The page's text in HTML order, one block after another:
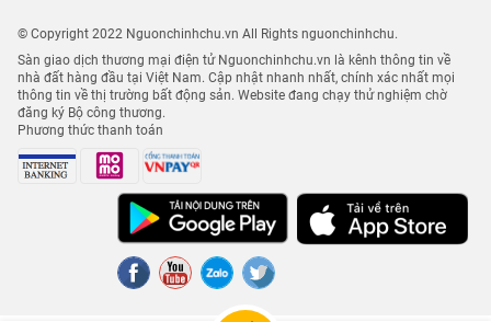
© Copyright 2022 Nguonchinhchu.vn All Rights nguonchinhchu.
Sàn giao dịch thương mại điện tử Nguonchinhchu.vn là kênh thông tin về
nhà đất hàng đầu tại Việt Nam. Cập nhật nhanh nhất, chính xác nhất mọi
thông tin về thị trường bất động sản. Website đang chạy thử nghiệm chờ
đăng ký Bộ công thương.
Phương thức thanh toán